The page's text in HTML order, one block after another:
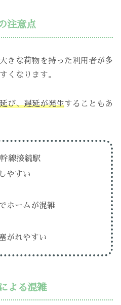
注意点
きな荷物を持った利用者が多
くなります。
び、遅延が発生することもあ
線接続駅
やすい
ホームが混雑
がれやすい
よる混雑